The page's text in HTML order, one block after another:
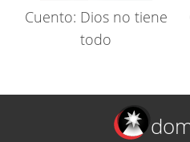
Cuento: Dios no tiene
todo